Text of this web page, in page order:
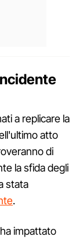
a replicare la
atto
di
la sfida degli
stata
.
impattato